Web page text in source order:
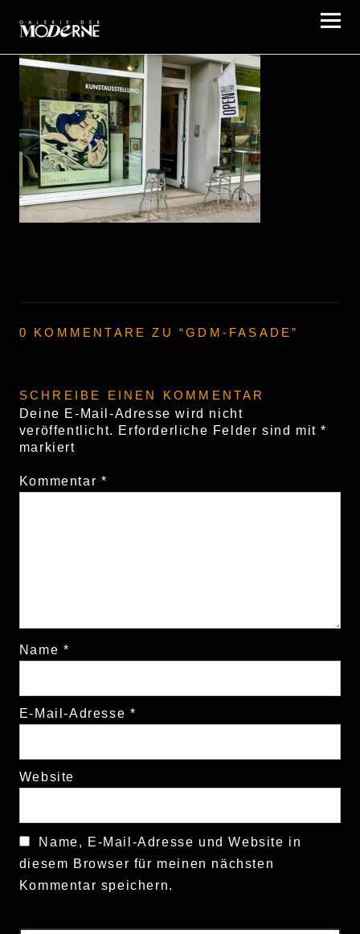
0 KOMMENTARE ZU “GDM-FASADE”
SCHREIBE EINEN KOMMENTAR
Deine E-Mail-Adresse wird nicht
veröffentlicht. Erforderliche Felder sind mit*
markiert
Kommentar *
Name *
E-Mail-Adresse *
Website
Name, E-Mail-Adresse und Website in
diesem Browser für meinen nächsten
Kommentar speichern.